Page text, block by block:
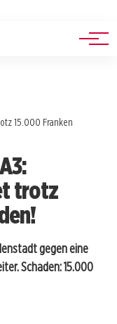
15.000 Franken
trotz
gegen eine
Schaden: 15.000